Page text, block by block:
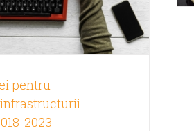
pentru
2023